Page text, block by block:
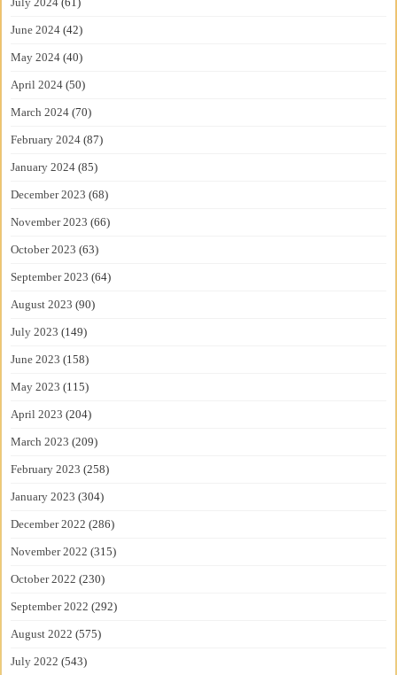
June 2024 (42)
May 2024 (40)
April 2024 (50)
March 2024 (70)
February 2024 (87)
January 2024 (85)
December 2023 (68)
November 2023 (66)
October 2023 (63)
September 2023 (64)
August 2023 (90)
July 2023 (149)
June 2023 (158)
May 2023 (115)
April 2023 (204)
March 2023 (209)
February 2023 (258)
January 2023 (304)
December 2022 (286)
November 2022 (315)
October 2022 (230)
September 2022 (292)
August 2022 (575)
July 2022 (543)